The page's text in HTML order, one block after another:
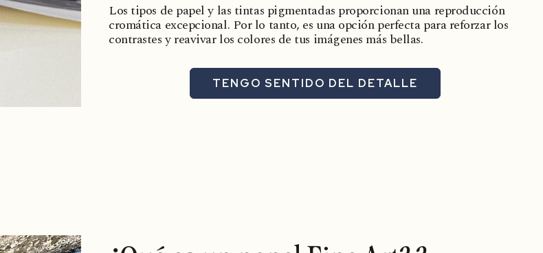
Los tipos de papel y las tintas pigmentadas proporcionan una reproducción
cromática excepcional. Por lo tanto, es una opción perfecta para reforzar los
contrastes y reavivar los colores de tus imágenes más bellas.
TENGO SENTIDO DEL DETALLE